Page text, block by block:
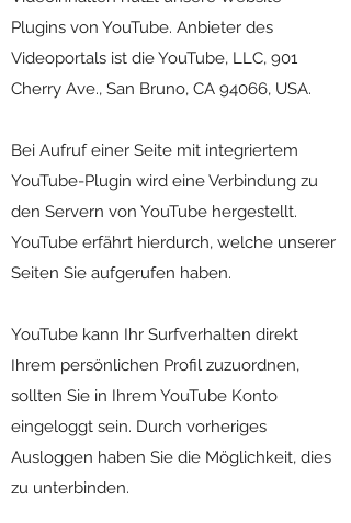
Plugins von YouTube. Anbieter des
Videoportals ist die YouTube, LLC, 901
Cherry Ave., San Bruno, CA 94066, USA.
Bei Aufruf einer Seite mit integriertem
YouTube-Plugin wird eine Verbindung zu
den Servern von YouTube hergestellt.
YouTube erfährt hierdurch, welche unserer
Seiten Sie aufgerufen haben.
YouTube kann Ihr Surfverhalten direkt
Ihrem persönlichen Profil zuzuordnen,
sollten Sie in Ihrem YouTube Konto
eingeloggt sein. Durch vorheriges
Ausloggen haben Sie die Möglichkeit, dies
zu unterbinden.